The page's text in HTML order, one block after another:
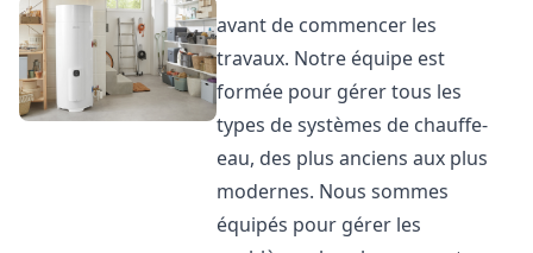
avant de commencer les
travaux. Notre équipe est
formée pour gérer tous les
types de systèmes de chauffe-
eau, des plus anciens aux plus
modernes. Nous sommes
équipés pour gérer les